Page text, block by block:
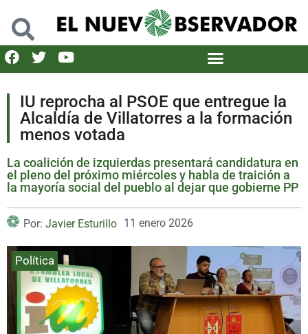
IU reprocha al PSOE que entregue la
Alcaldía de Villatorres a la formación
menos votada
La coalición de izquierdas presentará candidatura en
el pleno del próximo miércoles y habla de traición a
la mayoría social del pueblo al dejar que gobierne PP
Por: Javier Esturillo 11 enero 2026
Política